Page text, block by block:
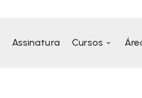
Assinatura Cursos